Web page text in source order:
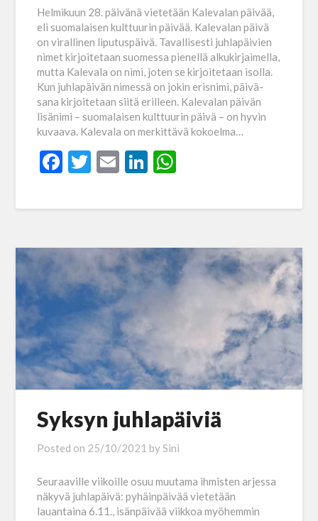
Helmikuun 28. päivänä vietetään Kalevalan päivää,
eli suomalaisen kulttuurin päivää. Kalevalan päivä
on virallinen liputuspäivä. Tavallisesti juhlapäivien
nimet kirjoitetaan suomessa pienellä alkukirjaimella,
mutta Kalevala on nimi, joten se kirjoitetaan isolla.
Kun juhlapäivän nimessä on jokin erisnimi, päivä-
sana kirjoitetaan siitä erilleen. Kalevalan päivän
lisänimi – suomalaisen kulttuurin päivä – on hyvin
kuvaava. Kalevala on merkittävä kokoelma…
Facebook
Twitter
EmailLinkedIn
Syksyn juhlapäiviä
Posted on 25/10/2021 bySini
Seuraaville viikoille osuu muutama ihmisten arjessa
näkyvä juhlapäivä: pyhäinpäivää vietetään
lauantaina 6.11., isänpäivää viikkoa myöhemmin